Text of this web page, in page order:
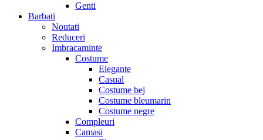
Genti
Barbati
Noutati
Reduceri
Imbracaminte
Costume
Elegante
Casual
Costume bej
Costume bleumarin
Costume negre
Compleuri
Camasi